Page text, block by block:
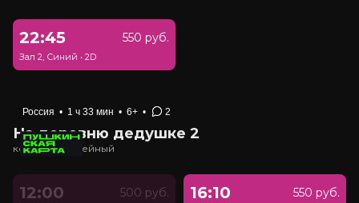
22:45 550 руб.
Зал 2, Синий • 2D
Россия • 1 ч 33 мин • 6+ • 2
На деревню дедушке 2
комедия, семейный
12:00 500 руб. 16:10 550 руб.